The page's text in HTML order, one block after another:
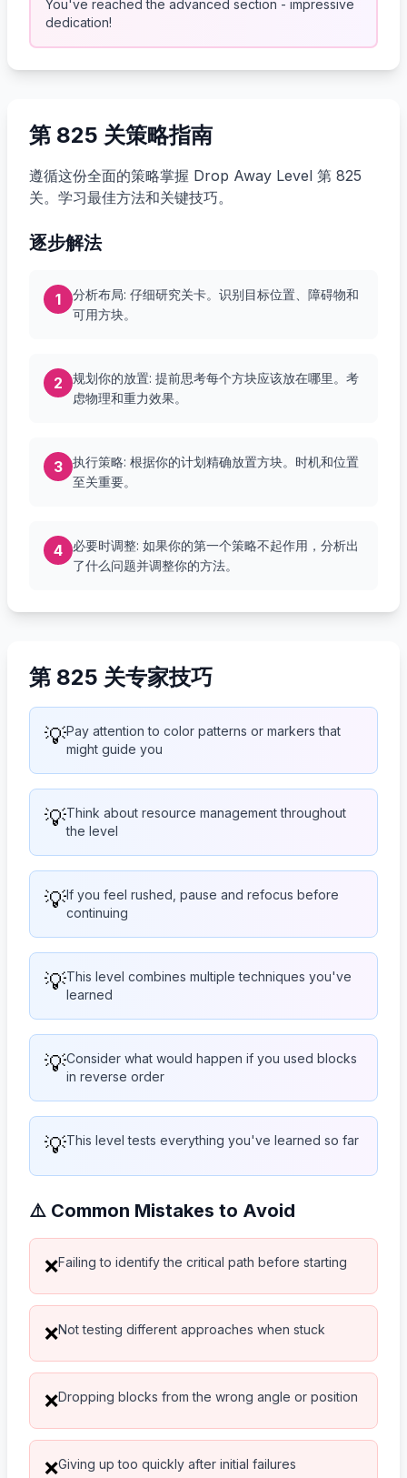
You've reached the advanced section - impressive
dedication!
第 825 关策略指南
遵循这份全面的策略掌握 Drop Away Level 第 825
关。学习最佳方法和关键技巧。
逐步解法
1
分析布局: 仔细研究关卡。识别目标位置、障碍物和
可用方块。
2
规划你的放置: 提前思考每个方块应该放在哪里。考
虑物理和重力效果。
3
执行策略: 根据你的计划精确放置方块。时机和位置
至关重要。
4
必要时调整: 如果你的第一个策略不起作用，分析出
了什么问题并调整你的方法。
第 825 关专家技巧
💡Pay attention to color patterns or markers that
might guide you
💡Think about resource management throughout
the level
💡If you feel rushed, pause and refocus before
continuing
💡This level combines multiple techniques you've
learned
💡Consider what would happen if you used blocks
in reverse order
💡This level tests everything you've learned so far
⚠️ Common Mistakes to Avoid
❌Failing to identify the critical path before starting
❌Not testing different approaches when stuck
❌Dropping blocks from the wrong angle or position
❌Giving up too quickly after initial failures